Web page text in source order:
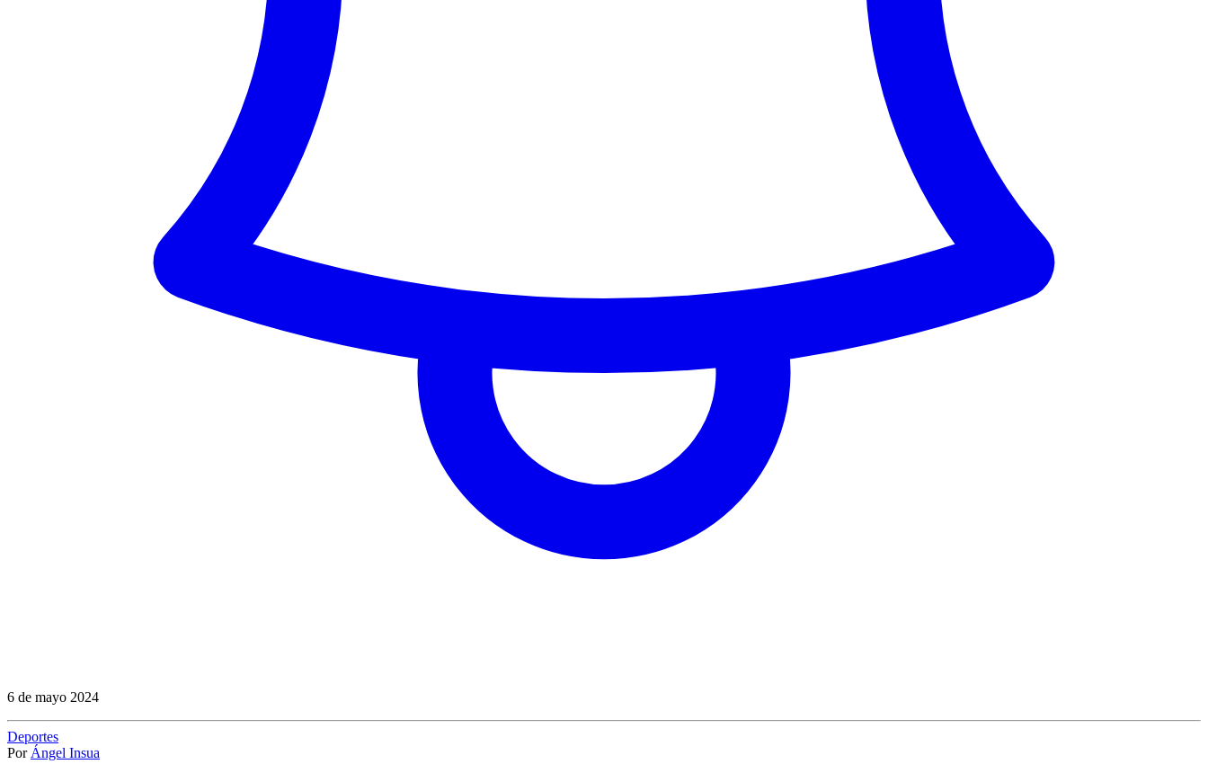
6 de mayo 2024
Deportes
Por Ángel Insua